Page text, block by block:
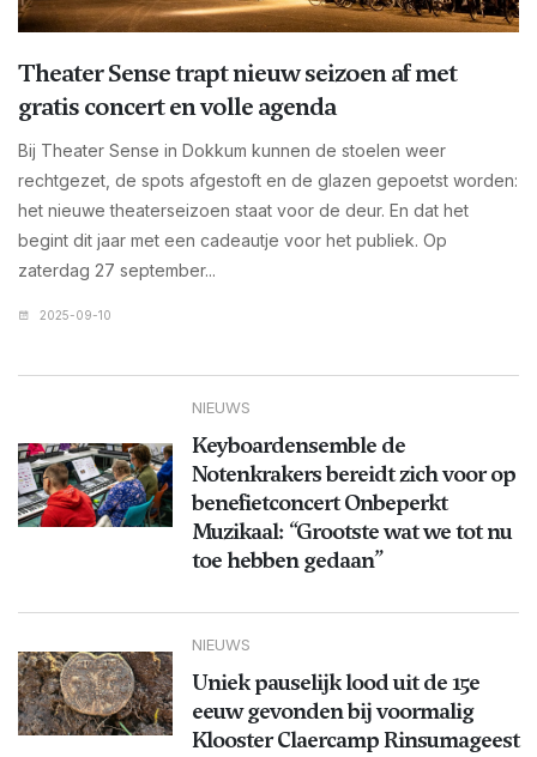
Theater Sense trapt nieuw seizoen af met
gratis concert en volle agenda
Bij Theater Sense in Dokkum kunnen de stoelen weer
rechtgezet, de spots afgestoft en de glazen gepoetst worden:
het nieuwe theaterseizoen staat voor de deur. En dat het
begint dit jaar met een cadeautje voor het publiek. Op
zaterdag 27 september...
2025-09-10
NIEUWS
Keyboardensemble de
Notenkrakers bereidt zich voor op
benefietconcert Onbeperkt
Muzikaal: “Grootste wat we tot nu
toe hebben gedaan”
NIEUWS
Uniek pauselijk lood uit de 15e
eeuw gevonden bij voormalig
Klooster Claercamp Rinsumageest